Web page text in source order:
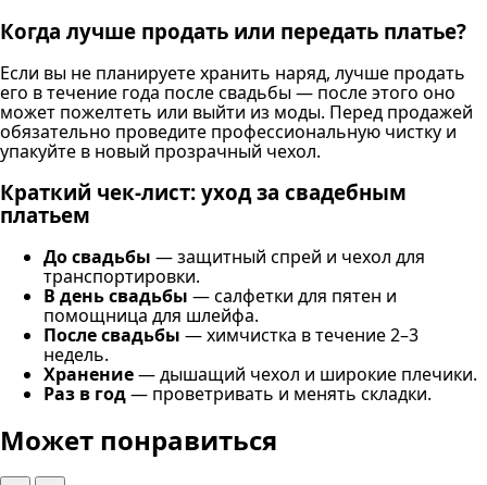
Когда лучше продать или передать платье?
Если вы не планируете хранить наряд, лучше продать
его в течение года после свадьбы — после этого оно
может пожелтеть или выйти из моды. Перед продажей
обязательно проведите профессиональную чистку и
упакуйте в новый прозрачный чехол.
Краткий чек-лист: уход за свадебным
платьем
До свадьбы — защитный спрей и чехол для
транспортировки.
В день свадьбы — салфетки для пятен и
помощница для шлейфа.
После свадьбы — химчистка в течение 2–3
недель.
Хранение— дышащий чехол и широкие плечики.
Раз в год— проветривать и менять складки.
Может понравиться